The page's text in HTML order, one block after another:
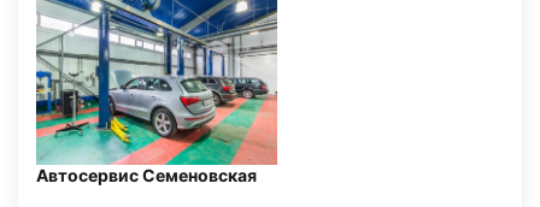
Автосервис Семеновская